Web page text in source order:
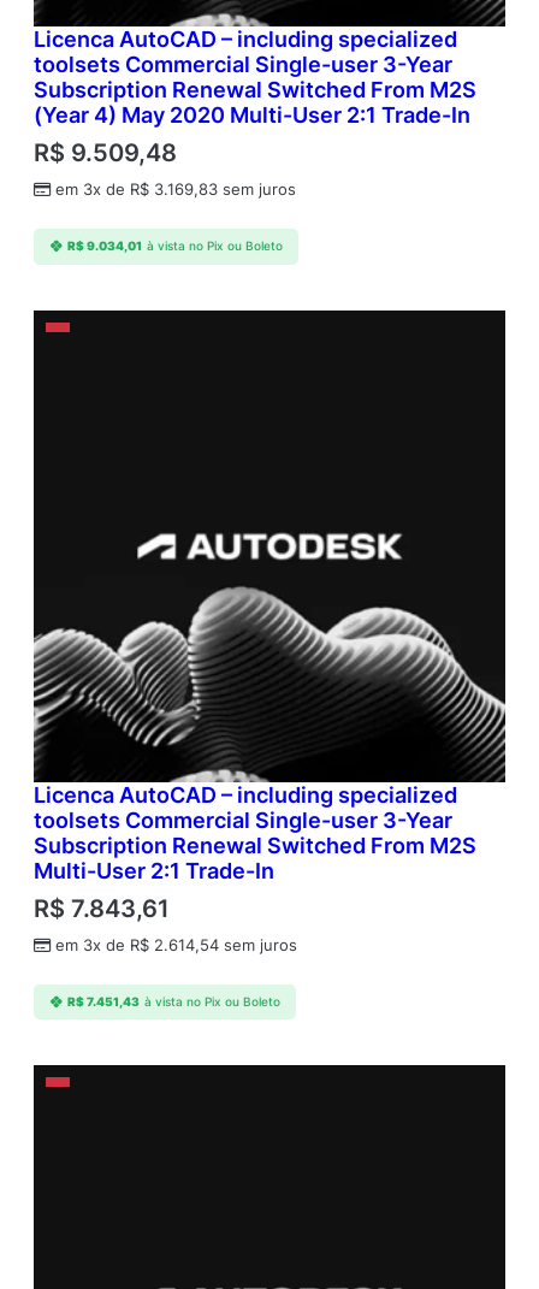
Licenca AutoCAD – including specialized
toolsets Commercial Single-user 3-Year
Subscription Renewal Switched From M2S
(Year 4) May 2020 Multi-User 2:1 Trade-In
R$ 9.509,48
em 3x de R$ 3.169,83 sem juros
R$9.034,01 à vista no Pix ou Boleto
Licenca AutoCAD – including specialized
toolsets Commercial Single-user 3-Year
Subscription Renewal Switched From M2S
Multi-User 2:1 Trade-In
R$ 7.843,61
em 3x de R$ 2.614,54 sem juros
R$7.451,43 à vista no Pix ou Boleto